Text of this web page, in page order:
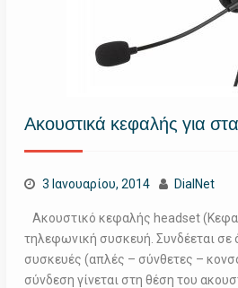
Ακουστικά κεφαλής για
3 Ιανουαρίου, 2014 DialNet
Ακουστικό κεφαλής headset
τηλεφωνική συσκευή. Συνδέεται σε
συσκευές (απλές – σύνθετες –
σύνδεση γίνεται στη θέση του